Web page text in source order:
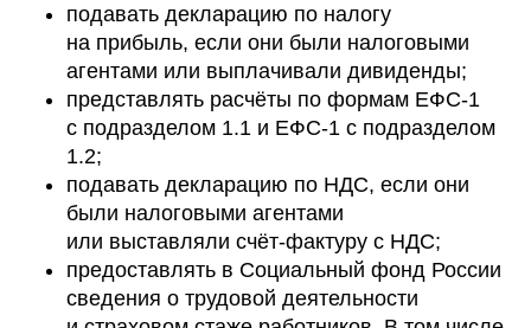
подавать декларацию по налогу
на прибыль, если они были налоговыми
агентами или выплачивали дивиденды;
представлять расчёты по формам ЕФС-1
с подразделом 1.1 и ЕФС-1 с подразделом
1.2;
подавать декларацию по НДС, если они
были налоговыми агентами
или выставляли счёт-фактуру с НДС;
предоставлять в Социальный фонд России
сведения о трудовой деятельности